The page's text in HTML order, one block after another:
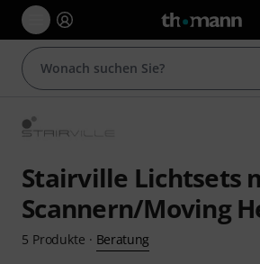
Stairville Lichtsets
Scannern/Moving
5 Produkte · Beratung